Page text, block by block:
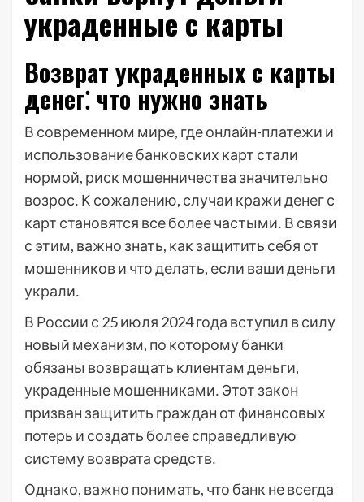
украденные с карты
Возврат украденных с карты
денег⁚ что нужно знать
В современном мире, где онлайн-платежи и
использование банковских карт стали
нормой, риск мошенничества значительно
возрос․ К сожалению, случаи кражи денег с
карт становятся все более частыми․ В связи
с этим, важно знать, как защитить себя от
мошенников и что делать, если ваши деньги
украли․
В России с 25 июля 2024 года вступил в силу
новый механизм, по которому банки
обязаны возвращать клиентам деньги,
украденные мошенниками․ Этот закон
призван защитить граждан от финансовых
потерь и создать более справедливую
систему возврата средств․
Однако, важно понимать, что банк не всегда